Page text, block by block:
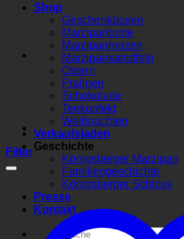
Shop
Geschenkboxen
Marzipanbrote
Marzipanherzen
Marzipankartoffeln
Ostern
Pralinen
Schokolade
Teekonfekt
Weihnachten
Verkaufsladen
Geschichte
Königsberger Marzipan
Familiengeschichte
Königsberger Schloss
Presse
Kontakt
Suchen
Filter